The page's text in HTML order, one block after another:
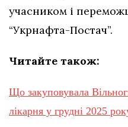
учасником і
“Укрнафта-Постач”.
Читайте також:
Що закуповувала
лікарня у грудні 2025